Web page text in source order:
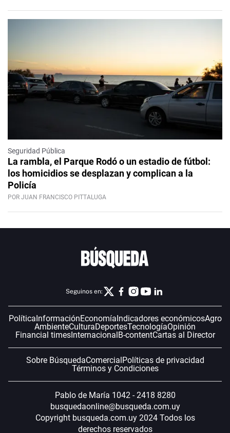
Seguridad Pública
La rambla, el Parque Rodó o un estadio de fútbol:
los homicidios se desplazan y complican a la
Policía
POR JUAN FRANCISCO PITTALUGA
Seguinos en:
PolíticaInformaciónEconomíaIndicadores económicosAgro
AmbienteCulturaDeportesTecnologíaOpinión
Financial timesInternacionalB-contentCartas al Director
Sobre BúsquedaComercialPolíticas de privacidad
Términos y Condiciones
Pablo de María 1042 - 2418 8280
busquedaonline@busqueda.com.uy
Copyright busqueda.com.uy 2024 Todos los
derechos reservados